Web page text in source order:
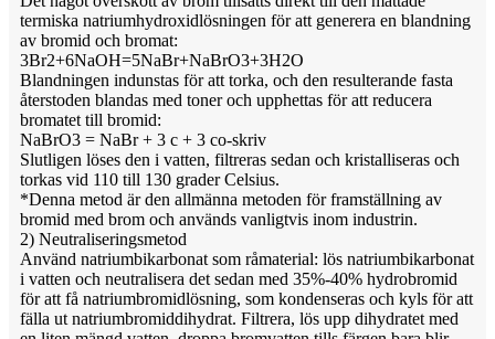
termiska natriumhydroxidlösningen för att generera en blandning
av bromid och bromat:
3Br2+6NaOH=5NaBr+NaBrO3+3H2O
Blandningen indunstas för att torka, och den resulterande fasta
återstoden blandas med toner och upphettas för att reducera
bromatet till bromid:
NaBrO3 = NaBr + 3 c + 3 co-skriv
Slutligen löses den i vatten, filtreras sedan och kristalliseras och
torkas vid 110 till 130 grader Celsius.
*Denna metod är den allmänna metoden för framställning av
bromid med brom och används vanligtvis inom industrin.
2) Neutraliseringsmetod
Använd natriumbikarbonat som råmaterial: lös natriumbikarbonat
i vatten och neutralisera det sedan med 35%-40% hydrobromid
för att få natriumbromidlösning, som kondenseras och kyls för att
fälla ut natriumbromiddihydrat. Filtrera, lös upp dihydratet med